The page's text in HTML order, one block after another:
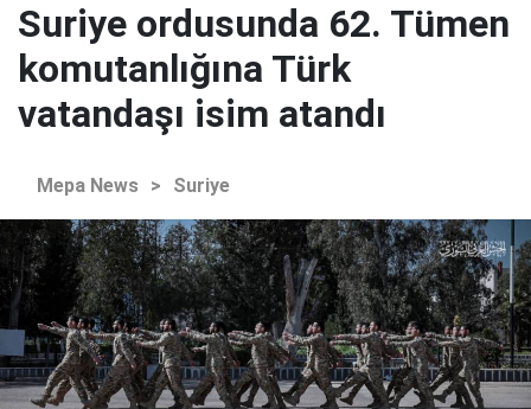
Suriye ordusunda 62. Tümen
komutanlığına Türk
vatandaşı isim atandı
Mepa News > Suriye